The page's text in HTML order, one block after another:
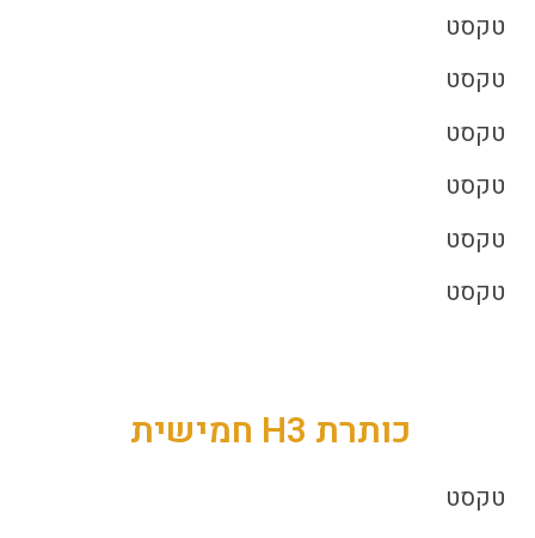
טקסט
טקסט
טקסט
טקסט
טקסט
טקסט
כותרת H3 חמישית
טקסט